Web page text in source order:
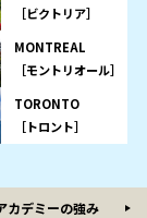
［ビクトリア］
MONTREAL
［モントリオール］
TORONTO
［トロント］
カデミーの強み